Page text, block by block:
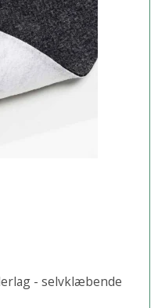
- selvklæbende